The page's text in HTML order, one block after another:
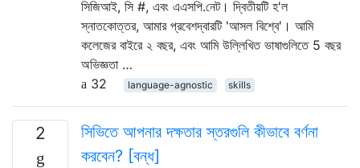
সিজিআই, সি #, এবং এএসপি.নেট। দ্বিতীয়টি হ'ল
স্নাতকোত্তর, আমার প্রবেশদ্বারটি 'আসল বিশ্বে'। আমি
কলেজের বাইরে ২ বছর, এবং আমি উল্লিখিত ভাষাগুলিতে 5 বছর
অভিজ্ঞতা …
32
language-agnostic skills
2
সিভিতে আপনার দক্ষতার স্তরগুলি কীভাবে বর্ণনা
করবেন? [বন্ধ]